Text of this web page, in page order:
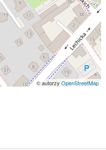
© autorzy OpenStreetMap